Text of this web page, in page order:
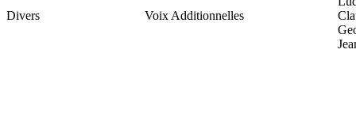
Divers Voix Additionnelles